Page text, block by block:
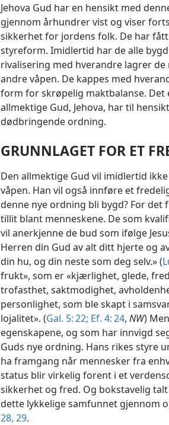
Jehova Gud har en hensikt med
gjennom århundrer vist og viser
sikkerhet for jordens folk. De har
styreform. Imidlertid har de alle
rivalisering med hverandre lagrer
andre våpen. De kappes med
form for skrøpelig maktbalanse. Det
allmektige Gud, Jehova, har til
dødbringende ordning.
GRUNNLAGET FOR ET
Den allmektige Gud vil imidlertid
våpen. Han vil også innføre et
denne nye ordning bli bygd? For
tillit blant menneskene. De som
vil anerkjenne de bud som ifølge
Herren din Gud av alt ditt hjerte og
din hu, og din neste som deg selv.» (
frukt», som er «kjærlighet, glede,
trofasthet, saktmodighet,
personlighet, som ble skapt i
lojalitet». (Gal. 5: 22; Ef. 4: 24, NW)
egenskapene, og som har innvigd
Guds nye ordning. Hans rikes styre
ha framgang når mennesker fra
status blir virkelig forent i et
sikkerhet og fred. Og bokstavelig
dette lykkelige samfunnet gjennom
28, 29.